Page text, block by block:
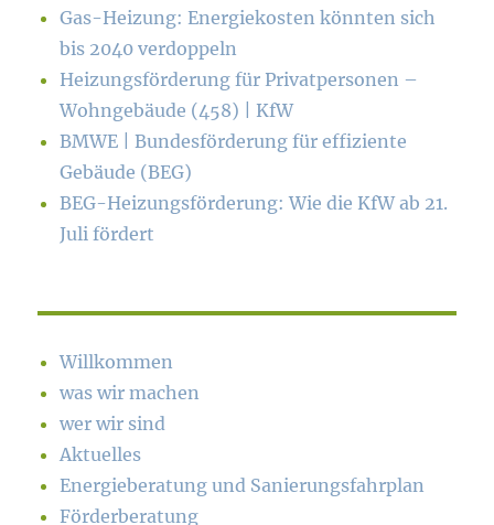
Gas-Heizung: Energiekosten könn­ten sich
bis 2040 verdoppeln
Heizungsförderung für Privatpersonen –
Wohngebäude (458) | KfW
BMWE | Bundesförderung für effiziente
Gebäude (BEG)
BEG-Heizungsförderung: Wie die KfW ab 21.
Juli fördert
Willkommen
was wir machen
wer wir sind
Aktuelles
Energieberatung und Sanierungsfahrplan
Förderberatung